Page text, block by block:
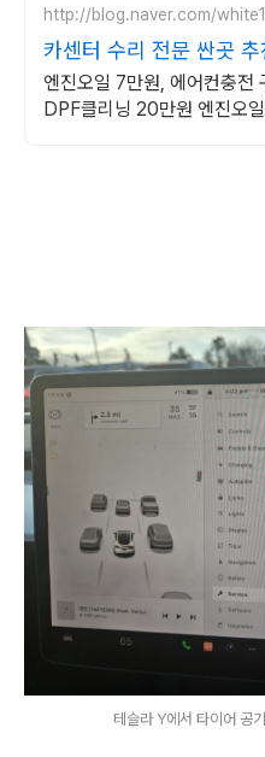
http://blog.naver.com/
카센터 수리 전문 싼곳 추
엔진오일 7만원, 에어컨충전
DPF클리닝 20만원 엔진오
테슬라 Y에서 타이어 공